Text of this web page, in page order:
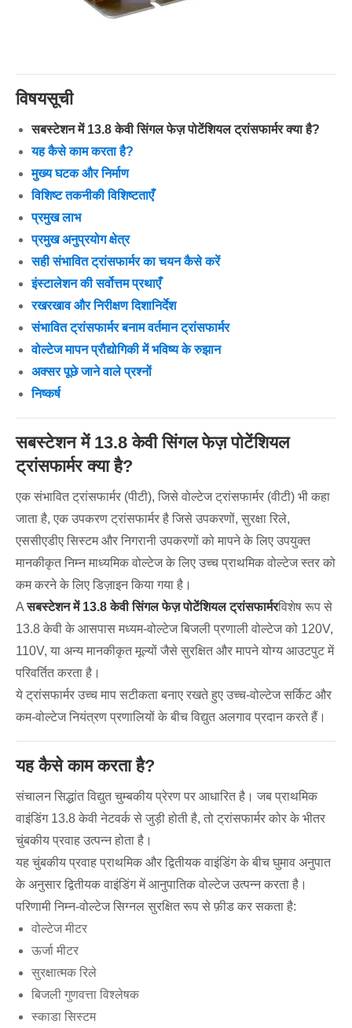
विषयसूची
सबस्टेशन में 13.8 केवी सिंगल फेज़ पोटेंशियल ट्रांसफार्मर क्या है?
यह कैसे काम करता है?
मुख्य घटक और निर्माण
विशिष्ट तकनीकी विशिष्टताएँ
प्रमुख लाभ
प्रमुख अनुप्रयोग क्षेत्र
सही संभावित ट्रांसफार्मर का चयन कैसे करें
इंस्टालेशन की सर्वोत्तम प्रथाएँ
रखरखाव और निरीक्षण दिशानिर्देश
संभावित ट्रांसफार्मर बनाम वर्तमान ट्रांसफार्मर
वोल्टेज मापन प्रौद्योगिकी में भविष्य के रुझान
अक्सर पूछे जाने वाले प्रश्नों
निष्कर्ष
सबस्टेशन में 13.8 केवी सिंगल फेज़ पोटेंशियल
ट्रांसफार्मर क्या है?
एक संभावित ट्रांसफार्मर (पीटी), जिसे वोल्टेज ट्रांसफार्मर (वीटी) भी कहा
जाता है, एक उपकरण ट्रांसफार्मर है जिसे उपकरणों, सुरक्षा रिले,
एससीएडीए सिस्टम और निगरानी उपकरणों को मापने के लिए उपयुक्त
मानकीकृत निम्न माध्यमिक वोल्टेज के लिए उच्च प्राथमिक वोल्टेज स्तर को
कम करने के लिए डिज़ाइन किया गया है।
Aसबस्टेशन में 13.8 केवी सिंगल फेज़ पोटेंशियल ट्रांसफार्मरविशेष रूप से
13.8 केवी के आसपास मध्यम-वोल्टेज बिजली प्रणाली वोल्टेज को 120V,
110V, या अन्य मानकीकृत मूल्यों जैसे सुरक्षित और मापने योग्य आउटपुट में
परिवर्तित करता है।
ये ट्रांसफार्मर उच्च माप सटीकता बनाए रखते हुए उच्च-वोल्टेज सर्किट और
कम-वोल्टेज नियंत्रण प्रणालियों के बीच विद्युत अलगाव प्रदान करते हैं।
यह कैसे काम करता है?
संचालन सिद्धांत विद्युत चुम्बकीय प्रेरण पर आधारित है। जब प्राथमिक
वाइंडिंग 13.8 केवी नेटवर्क से जुड़ी होती है, तो ट्रांसफार्मर कोर के भीतर
चुंबकीय प्रवाह उत्पन्न होता है।
यह चुंबकीय प्रवाह प्राथमिक और द्वितीयक वाइंडिंग के बीच घुमाव अनुपात
के अनुसार द्वितीयक वाइंडिंग में आनुपातिक वोल्टेज उत्पन्न करता है।
परिणामी निम्न-वोल्टेज सिग्नल सुरक्षित रूप से फ़ीड कर सकता है:
वोल्टेज मीटर
ऊर्जा मीटर
सुरक्षात्मक रिले
बिजली गुणवत्ता विश्लेषक
स्काडा सिस्टम